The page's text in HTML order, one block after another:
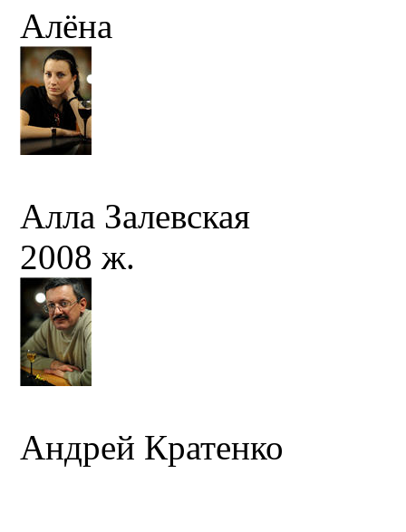
Алёна
Алла Залевская
2008 ж.
Андрей Кратенко